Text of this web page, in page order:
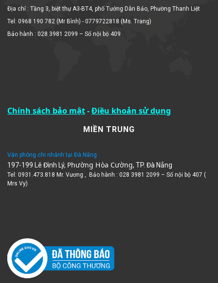
Địa chỉ : Tầng 3, biệt thự A3-BT4, phố Tưởng Dân Bảo, Phường Thanh Liệt
Tel: 0968 190 782 (Mr Bình) - 0779722818 (Ms. Trang)
Bảo hành : 028 3981 2099 – Số nội bộ 409
Chính sách bảo mật-Điều khoản sử dụng
MIỀN TRUNG
Văn phòng chi nhánh tại Đà Nẵng
197-199 Lê Đình Lý, Phường Hòa Cường, TP. Đà Nẵng
Tel: 0931.473.818 Mr. Vương , Bảo hành : 028 3981 2099 – Số nội bộ 407 (
Mrs Vy)